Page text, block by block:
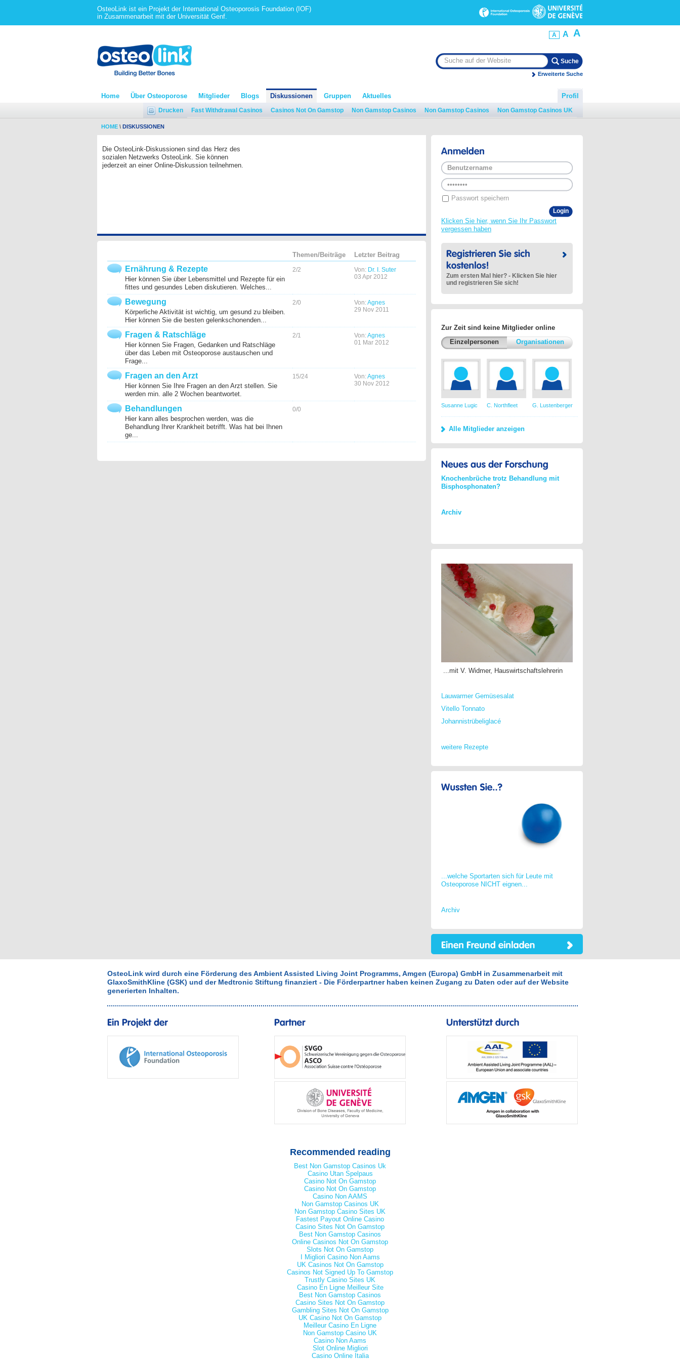
OsteoLink ist ein Projekt der International Osteoporosis Foundation (IOF)
in Zusammenarbeit mit der Universität Genf.
A A A
Erweiterte Suche
Home Über Osteoporose Mitglieder Blogs Diskussionen Gruppen Aktuelles Profil
Non Gamstop Casinos UK
Non Gamstop Casinos
Non Gamstop Casinos
Casinos Not On Gamstop
Fast Withdrawal Casinos
Drucken
HOME \ DISKUSSIONEN
Die OsteoLink-Diskussionen sind das Herz des
sozialen Netzwerks OsteoLink. Sie können
jederzeit an einer Online-Diskussion teilnehmen.
Themen/Beiträge Letzter Beitrag
Ernährung & Rezepte
Hier können Sie über Lebensmittel und Rezepte für ein
fittes und gesundes Leben diskutieren. Welches...
2/2 Von: Dr. I. Suter
03 Apr 2012
Bewegung
Körperliche Aktivität ist wichtig, um gesund zu bleiben.
Hier können Sie die besten gelenkschonenden...
2/0 Von:Agnes
29 Nov 2011
Fragen & Ratschläge
Hier können Sie Fragen, Gedanken und Ratschläge
über das Leben mit Osteoporose austauschen und
Frage...
2/1 Von:Agnes
01 Mar 2012
Fragen an den Arzt
Hier können Sie Ihre Fragen an den Arzt stellen. Sie
werden min. alle 2 Wochen beantwortet.
15/24 Von:Agnes
30 Nov 2012
Behandlungen
Hier kann alles besprochen werden, was die
Behandlung Ihrer Krankheit betrifft. Was hat bei Ihnen
ge...
0/0
Passwort speichern
Klicken Sie hier, wenn Sie Ihr Passwort
vergessen haben
Zum ersten Mal hier? - Klicken Sie hier
und registrieren Sie sich!
Zur Zeit sind keine Mitglieder online
Einzelpersonen
Organisationen
Susanne Lugic C. Northfleet G. Lustenberger
Alle Mitglieder anzeigen
Knochenbrüche trotz Behandlung mit
Bisphosphonaten?
Archiv
mit V. Widmer, Hauswirtschaftslehrerin
Lauwarmer Gemüsesalat
Vitello Tonnato
Johannistrübeliglacé
weitere Rezepte
...welche Sportarten sich für Leute mit
Osteoporose NICHT eignen...
Archiv
OsteoLink wird durch eine Förderung des Ambient Assisted Living Joint Programms, Amgen (Europa) GmbH in Zusammenarbeit mit
GlaxoSmithKline (GSK) und der Medtronic Stiftung finanziert - Die Förderpartner haben keinen Zugang zu Daten oder auf der Website
generierten Inhalten.
Recommended reading
Best Non Gamstop Casinos Uk
Casino Utan Spelpaus
Casino Not On Gamstop
Casino Not On Gamstop
Casino Non AAMS
Non Gamstop Casinos UK
Non Gamstop Casino Sites UK
Fastest Payout Online Casino
Casino Sites Not On Gamstop
Best Non Gamstop Casinos
Online Casinos Not On Gamstop
Slots Not On Gamstop
I Migliori Casino Non Aams
UK Casinos Not On Gamstop
Casinos Not Signed Up To Gamstop
Trustly Casino Sites UK
Casino En Ligne Meilleur Site
Best Non Gamstop Casinos
Casino Sites Not On Gamstop
Gambling Sites Not On Gamstop
UK Casino Not On Gamstop
Meilleur Casino En Ligne
Non Gamstop Casino UK
Casino Non Aams
Slot Online Migliori
Casino Online Italia